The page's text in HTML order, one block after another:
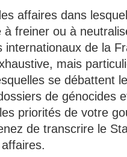
affaires dans
à freiner ou à
de la
mais
se débattent
de génocides
priorités de votre
de transcrire le